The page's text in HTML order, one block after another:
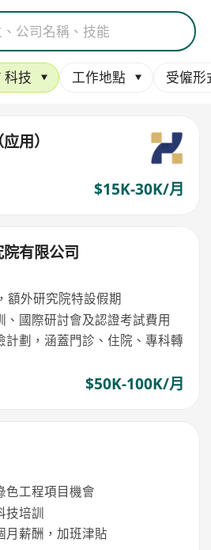
科技 工作地點 受僱形
用）
$15K-30K/月
有限公司
額外研究院特設假期
、國際研討會及認證考試費用
計劃，涵蓋門診、住院、專科轉
$50K-100K/月
色工程項目機會
技培訓
月薪酬，加班津貼